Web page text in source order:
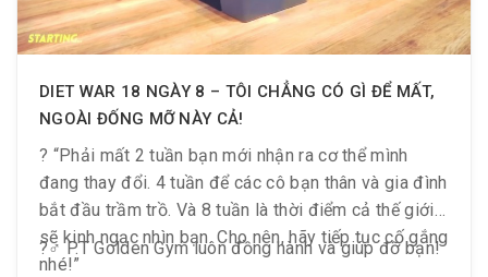
DIET WAR 18 NGÀY 8 – TÔI CHẲNG CÓ GÌ ĐỂ MẤT,
NGOÀI ĐỐNG MỠ NÀY CẢ!
? “Phải mất 2 tuần bạn mới nhận ra cơ thể mình
đang thay đổi. 4 tuần để các cô bạn thân và gia đình
bắt đầu trầm trồ. Và 8 tuần là thời điểm cả thế giới
sẽ kinh ngạc nhìn bạn. Cho nên, hãy tiếp tục cố gắng
nhé!”
?️‍♂️ P.T Golden Gym luôn đồng hành và giúp đỡ bạn!